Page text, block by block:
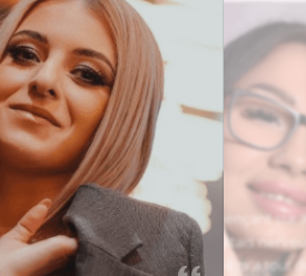
"En commençant sur
Models, j'étais
trafic élevé m'a tout